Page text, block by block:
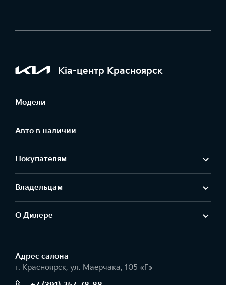
Kia-центр Красноярск
Модели
Авто в наличии
Покупателям
Владельцам
О Дилере
Адрес салонa
г. Красноярск, ул. Маерчака, 105 «Г»